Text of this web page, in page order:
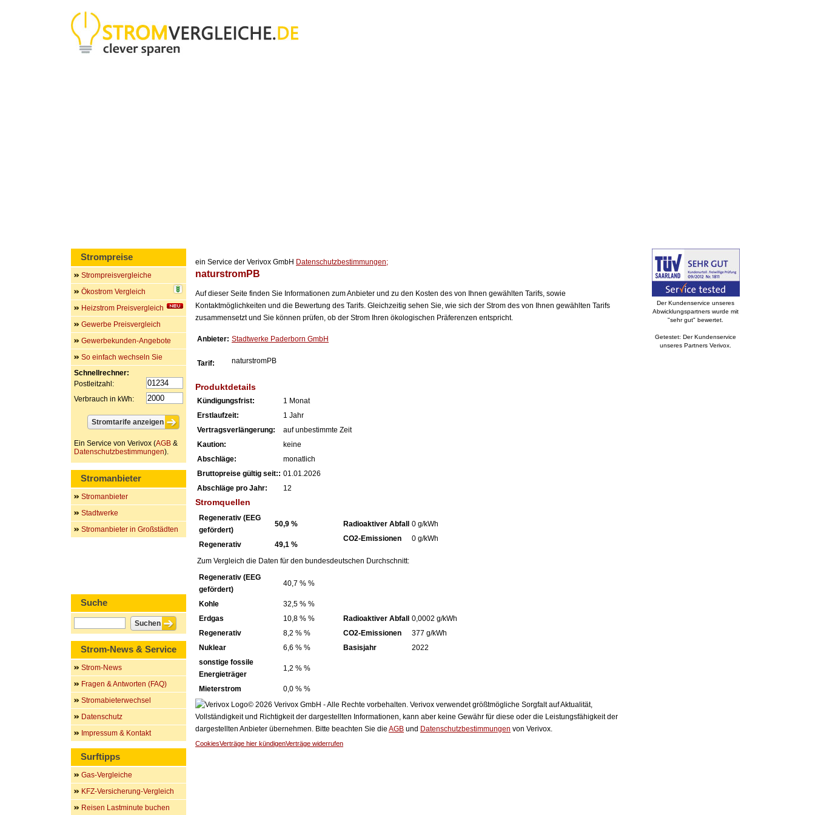
ein Service der Verivox GmbH Datenschutzbestimmungen;
naturstromPB
Auf dieser Seite finden Sie Informationen zum Anbieter und zu den Kosten des von Ihnen gewählten Tarifs, sowie
Kontaktmöglichkeiten und die Bewertung des Tarifs. Gleichzeitig sehen Sie, wie sich der Strom des von Ihnen gewählten Tarifs
zusammensetzt und Sie können prüfen, ob der Strom Ihren ökologischen Präferenzen entspricht.
Anbieter: Stadtwerke Paderborn GmbH
Tarif: naturstromPB
Produktdetails
Kündigungsfrist:
1 Monat
Erstlaufzeit:
1 Jahr
Vertragsverlängerung:
auf unbestimmte Zeit
Kaution:
keine
Abschläge:
monatlich
Bruttopreise gültig seit:: 01.01.2026
Abschläge pro Jahr:
12
Stromquellen
Regenerativ (EEG
gefördert)
50,9 %
Regenerativ 49,1 %
Radioaktiver Abfall
0 g/kWh
CO2-Emissionen
0 g/kWh
Zum Vergleich die Daten für den bundesdeutschen Durchschnitt:
Regenerativ (EEG
gefördert)
40,7 % %
Kohle
32,5 % %
Erdgas
10,8 % %
Regenerativ
8,2 % %
Nuklear
6,6 % %
sonstige fossile
Energieträger
1,2 % %
Mieterstrom 0,0 % %
Radioaktiver Abfall
0,0002 g/kWh
CO2-Emissionen
377 g/kWh
Basisjahr
2022
© 2026 Verivox GmbH - Alle Rechte vorbehalten. Verivox verwendet größtmögliche Sorgfalt auf Aktualität,
Vollständigkeit und Richtigkeit der dargestellten Informationen, kann aber keine Gewähr für diese oder die Leistungsfähigkeit der
dargestellten Anbieter übernehmen. Bitte beachten Sie die AGB und Datenschutzbestimmungen von Verivox.
CookiesVerträge hier kündigenVerträge widerrufen
Strompreise
Strompreisvergleiche
Ökostrom Vergleich
Heizstrom Preisvergleich
Gewerbe Preisvergleich
Gewerbekunden-Angebote
So einfach wechseln Sie
Schnellrechner:
Postleitzahl:
Verbrauch in kWh:
Ein Service von Verivox (AGB &
Datenschutzbestimmungen).
Stromanbieter
Stromanbieter
Stadtwerke
Stromanbieter in Großstädten
Suche
Strom-News & Service
Strom-News
Fragen & Antworten (FAQ)
Stromabieterwechsel
Datenschutz
Impressum & Kontakt
Surftipps
Gas-Vergleiche
KFZ-Versicherung-Vergleich
Reisen Lastminute buchen
Der Kundenservice unseres
Abwicklungspartners wurde mit
"sehr gut" bewertet.
Getestet: Der Kundenservice
unseres Partners Verivox.